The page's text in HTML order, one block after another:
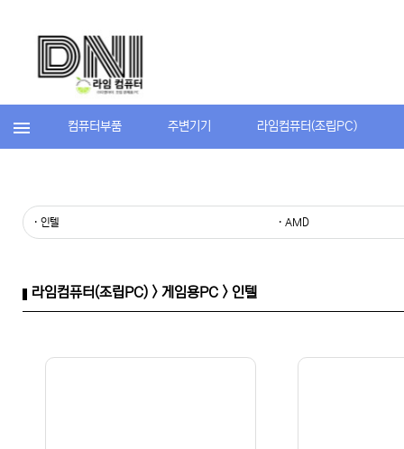
컴퓨터부품 주변기기 라임컴퓨터(조립PC)
· 인텔 · AMD
라임컴퓨터(조립PC) > 게임용PC > 인텔